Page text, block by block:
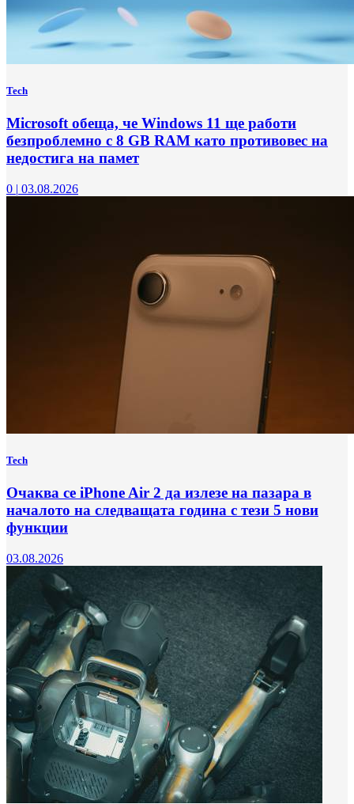
Tech
Microsoft обеща, че Windows 11 ще работи
безпроблемно с 8 GB RAM като противовес на
недостига на памет
0 | 03.08.2026
Tech
Очаква се iPhone Air 2 да излезе на пазара в
началото на следващата година с тези 5 нови
функции
03.08.2026